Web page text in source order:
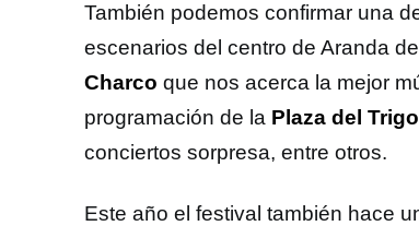
También podemos confirmar una
escenarios del centro de Aranda
Charco que nos acerca la mejor
programación de la Plaza del Trigo
conciertos sorpresa, entre otros.
Este año el festival también hace